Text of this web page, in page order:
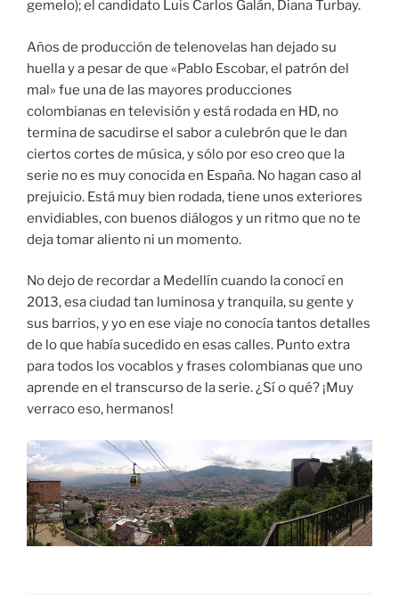
gemelo); el candidato Luis Carlos Galán, Diana Turbay.
Años de producción de telenovelas han dejado su
huella y a pesar de que «Pablo Escobar, el patrón del
mal» fue una de las mayores producciones
colombianas en televisión y está rodada en HD, no
termina de sacudirse el sabor a culebrón que le dan
ciertos cortes de música, y sólo por eso creo que la
serie no es muy conocida en España. No hagan caso al
prejuicio. Está muy bien rodada, tiene unos exteriores
envidiables, con buenos diálogos y un ritmo que no te
deja tomar aliento ni un momento.
No dejo de recordar a Medellín cuando la conocí en
2013, esa ciudad tan luminosa y tranquila, su gente y
sus barrios, y yo en ese viaje no conocía tantos detalles
de lo que había sucedido en esas calles. Punto extra
para todos los vocablos y frases colombianas que uno
aprende en el transcurso de la serie. ¿Sí o qué? ¡Muy
verraco eso, hermanos!